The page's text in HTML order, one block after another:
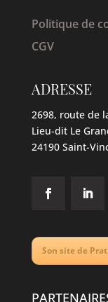
Politique de
CGV
ADRESSE
2698, route de
Lieu-dit Le
24190 Saint-
Son site de